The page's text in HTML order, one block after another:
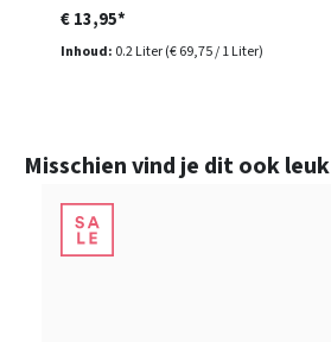
Inhoud: 0.2 Liter(€ 69,75 / 1 Liter)
€ 13,95*
Productgalerij overslaan
Misschien vind je dit ook leuk